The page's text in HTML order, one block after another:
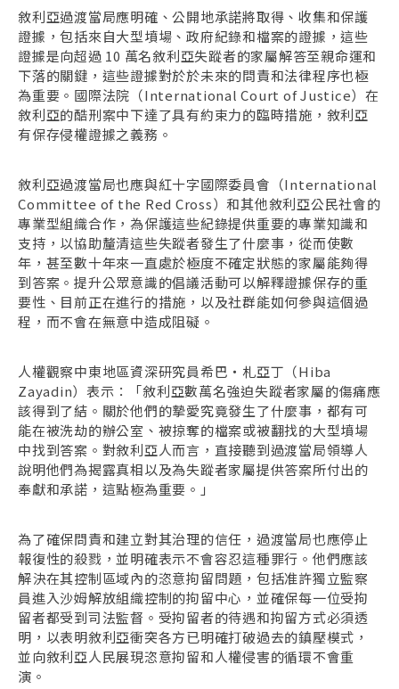
敘利亞過渡當局應明確、公開地承諾將取得、收集和保護
證據，包括來自大型墳場、政府紀錄和檔案的證據，這些
證據是向超過 10 萬名敘利亞失蹤者的家屬解答至親命運和
下落的關鍵，這些證據對於於未來的問責和法律程序也極
為重要。國際法院（International Court of Justice）在
敘利亞的酷刑案中下達了具有約束力的臨時措施，敘利亞
有保存侵權證據之義務。
敘利亞過渡當局也應與紅十字國際委員會（International
Committee of the Red Cross）和其他敘利亞公民社會的
專業型組織合作，為保護這些紀錄提供重要的專業知識和
支持，以協助釐清這些失蹤者發生了什麼事，從而使數
年，甚至數十年來一直處於極度不確定狀態的家屬能夠得
到答案。提升公眾意識的倡議活動可以解釋證據保存的重
要性、目前正在進行的措施，以及社群能如何參與這個過
程，而不會在無意中造成阻礙。
人權觀察中東地區資深研究員希巴・札亞丁（Hiba
Zayadin）表示：「敘利亞數萬名強迫失蹤者家屬的傷痛應
該得到了結。關於他們的摯愛究竟發生了什麼事，都有可
能在被洗劫的辦公室、被掠奪的檔案或被翻找的大型墳場
中找到答案。對敘利亞人而言，直接聽到過渡當局領導人
說明他們為揭露真相以及為失蹤者家屬提供答案所付出的
奉獻和承諾，這點極為重要。」
為了確保問責和建立對其治理的信任，過渡當局也應停止
報復性的殺戮，並明確表示不會容忍這種罪行。他們應該
解決在其控制區域內的恣意拘留問題，包括准許獨立監察
員進入沙姆解放組織控制的拘留中心，並確保每一位受拘
留者都受到司法監督。受拘留者的待遇和拘留方式必須透
明，以表明敘利亞衝突各方已明確打破過去的鎮壓模式，
並向敘利亞人民展現恣意拘留和人權侵害的循環不會重
演。